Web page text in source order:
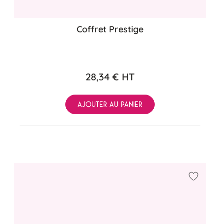
Coffret Prestige
28,34 € HT
AJOUTER AU PANIER